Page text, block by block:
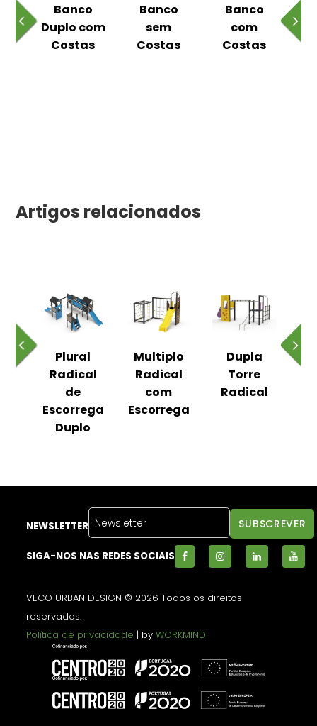
Banco
Duplo com
Costas
Banco
sem
Costas
Banco
com
Costas
Artigos relacionados
Plural
Radical
de
Escorrega
Duplo
Multiplo
Radical
com
Escorrega
Dupla
Torre
Radical
NEWSLETTER
SIGA-NOS NAS REDES SOCIAIS
VECO URBAN DESIGN © 2026 Todos os direitos
reservados.
Política de privacidade | byWORKMIND